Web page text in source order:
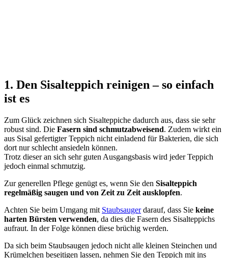
1. Den Sisalteppich reinigen – so einfach
ist es
Zum Glück zeichnen sich Sisalteppiche dadurch aus, dass sie sehr
robust sind. Die Fasern sind schmutzabweisend. Zudem wirkt ein
aus Sisal gefertigter Teppich nicht einladend für Bakterien, die sich
dort nur schlecht ansiedeln können.
Trotz dieser an sich sehr guten Ausgangsbasis wird jeder Teppich
jedoch einmal schmutzig.
Zur generellen Pflege genügt es, wenn Sie den Sisalteppich
regelmäßig saugen und von Zeit zu Zeit ausklopfen.
Achten Sie beim Umgang mit Staubsaugerdarauf, dass Sie keine
harten Bürsten verwenden, da dies die Fasern des Sisalteppichs
aufraut. In der Folge können diese brüchig werden.
Da sich beim Staubsaugen jedoch nicht alle kleinen Steinchen und
Krümelchen beseitigen lassen, nehmen Sie den Teppich mit ins